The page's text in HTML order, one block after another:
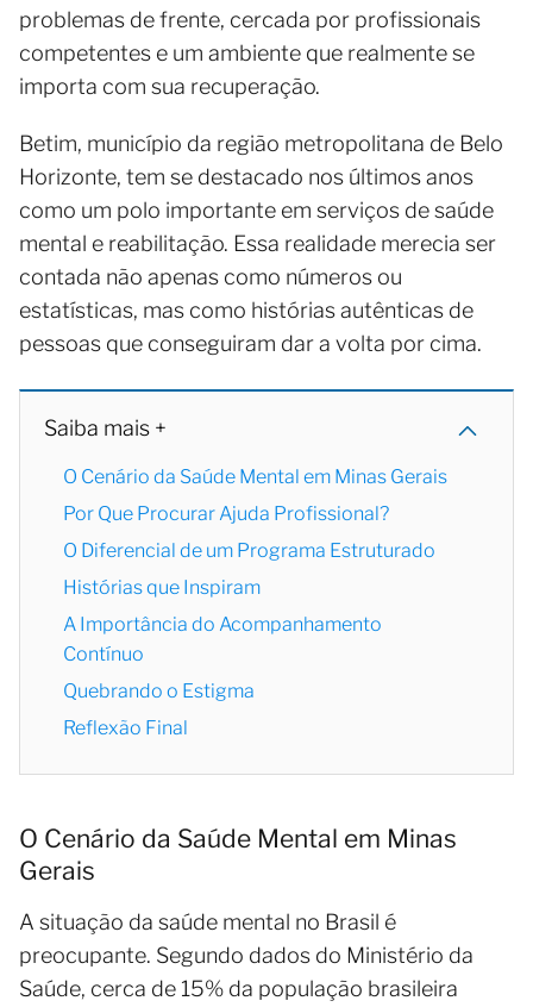
problemas de frente, cercada por profissionais
competentes e um ambiente que realmente se
importa com sua recuperação.
Betim, município da região metropolitana de Belo
Horizonte, tem se destacado nos últimos anos
como um polo importante em serviços de saúde
mental e reabilitação. Essa realidade merecia ser
contada não apenas como números ou
estatísticas, mas como histórias autênticas de
pessoas que conseguiram dar a volta por cima.
Saiba mais +
O Cenário da Saúde Mental em Minas Gerais
Por Que Procurar Ajuda Profissional?
O Diferencial de um Programa Estruturado
Histórias que Inspiram
A Importância do Acompanhamento
Contínuo
Quebrando o Estigma
Reflexão Final
O Cenário da Saúde Mental em Minas
Gerais
A situação da saúde mental no Brasil é
preocupante. Segundo dados do Ministério da
Saúde, cerca de 15% da população brasileira